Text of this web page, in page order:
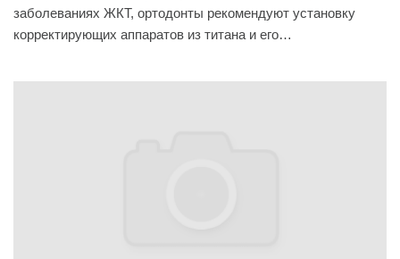
заболеваниях ЖКТ, ортодонты рекомендуют установку
корректирующих аппаратов из титана и его…